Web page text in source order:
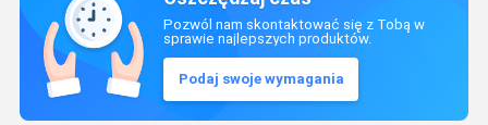
Pozwól nam skontaktować się z Tobą w
sprawie najlepszych produktów.
Podaj swoje wymagania